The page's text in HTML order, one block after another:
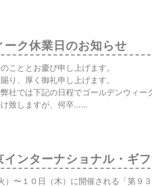
ーク休業日のお知らせ
こととお慶び申し上げます。
り、厚く御礼申し上げます。
社では下記の日程でゴールデンウィー
致しますが、何卒……
インターナショナル・ギ
）〜１０日（木）に開催される「第９